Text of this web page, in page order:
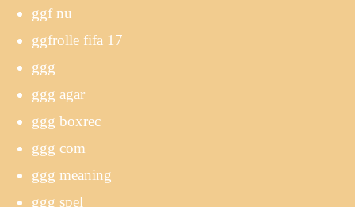
ggf nu
ggfrolle fifa 17
ggg
ggg agar
ggg boxrec
ggg com
ggg meaning
ggg spel